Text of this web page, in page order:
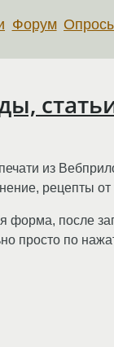
Форум
из
рецепты от
форма, после
просто по